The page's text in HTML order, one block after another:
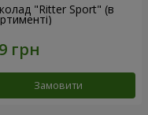
"Ritter Sport" (в
Замовити